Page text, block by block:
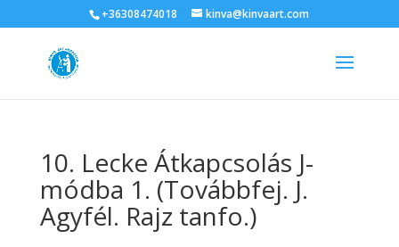
+36308474018 kinva@kinvaart.com
10. Lecke Átkapcsolás J-
módba 1. (Továbbfej. J.
Agyfél. Rajz tanfo.)